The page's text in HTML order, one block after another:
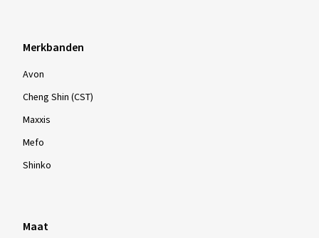
Merkbanden
Avon
Cheng Shin (CST)
Maxxis
Mefo
Shinko
Maat